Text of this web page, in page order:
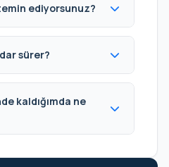
ediyorsunuz?
sürer?
kaldığımda ne